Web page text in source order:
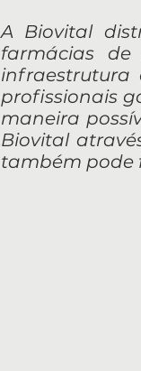
A Biovital
farmácias
infraestrutura
profissionais
maneira
Biovital
também pode